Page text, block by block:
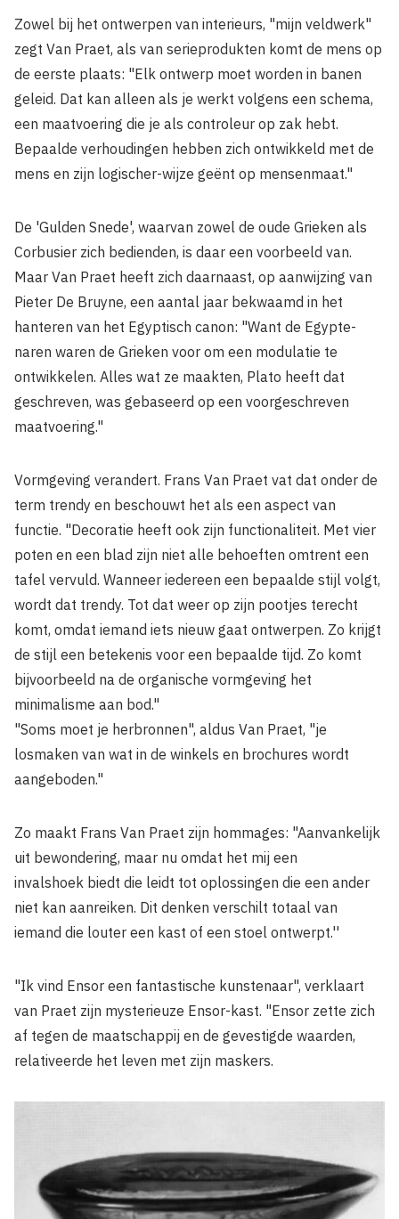
Zowel bij het ontwerpen van interieurs, "mijn veldwerk"
zegt Van Praet, als van serieprodukten komt de mens op
de eerste plaats: "Elk ontwerp moet worden in banen
geleid. Dat kan alleen als je werkt volgens een schema,
een maat­voering die je als controleur op zak hebt.
Bepaalde verhoudingen hebben zich ontwikkeld met de
mens en zijn logischer-wijze geënt op mensenmaat."
De 'Gulden Snede', waarvan zowel de oude Grieken als
Corbusier zich bedienden, is daar een voorbeeld van.
Maar Van Praet heeft zich daarnaast, op aanwijzing van
Pieter De Bruyne, een aantal jaar bekwaamd in het
hanteren van het Egyptisch canon: "Want de Egypte­
naren waren de Grieken voor om een modulatie te
ontwikkelen. Alles wat ze maakten, Plato heeft dat
geschreven, was gebaseerd op een voorgeschreven
maatvoering."
Vormgeving verandert. Frans Van Praet vat dat onder de
term trendy en beschouwt het als een aspect van
functie. "Decoratie heeft ook zijn functionaliteit. Met vier
poten en een blad zijn niet alle behoeften omtrent een
tafel vervuld. Wanneer iedereen een bepaalde stijl volgt,
wordt dat trendy. Tot dat weer op zijn pootjes terecht
komt, omdat iemand iets nieuw gaat ontwerpen. Zo krijgt
de stijl een betekenis voor een bepaalde tijd. Zo komt
bijvoorbeeld na de organische vormgeving het
minimalisme aan bod."
"Soms moet je herbronnen", aldus Van Praet, "je
losmaken van wat in de winkels en brochures wordt
aange­boden."
Zo maakt Frans Van Praet zijn hommages: "Aanvankelijk
uit bewondering, maar nu omdat het mij een
invalshoek biedt die leidt tot oplossingen die een ander
niet kan aan­reiken. Dit denken verschilt totaal van
iemand die louter een kast of een stoel ontwerpt.''
"Ik vind Ensor een fantas­tische kunstenaar", verklaart
van Praet zijn mysterieuze Ensor-kast. "Ensor zette zich
af tegen de maatschappij en de gevestigde waarden,
relativeerde het leven met zijn maskers.